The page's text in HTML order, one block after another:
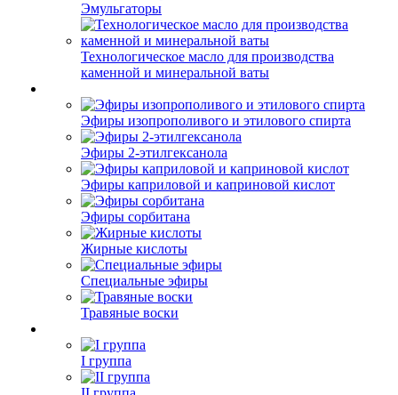
Эмульгаторы
Технологическое масло для производства
каменной и минеральной ваты
Эфиры изопрополивого и этилового спирта
Эфиры 2-этилгексанола
Эфиры каприловой и каприновой кислот
Эфиры сорбитана
Жирные кислоты
Специальные эфиры
Травяные воски
I группа